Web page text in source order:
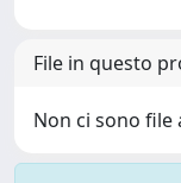
File in questo
Non ci sono